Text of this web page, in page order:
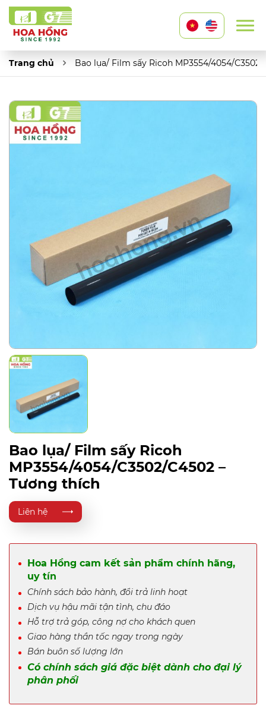
Trang chủ Bao lụa/ Film sấy Ricoh MP3554/4054/
Bao lụa/ Film sấy Ricoh
MP3554/4054/C3502/C4502 –
Tương thích
Liên hệ
Hoa Hồng cam kết sản phẩm chính hãng,
uy tín
Chính sách bảo hành, đổi trả linh hoạt
Dịch vụ hậu mãi tận tình, chu đáo
Hỗ trợ trả góp, công nợ cho khách quen
Giao hàng thần tốc ngay trong ngày
Bán buôn số lượng lớn
Có chính sách giá đặc biệt dành cho đại lý
phân phối